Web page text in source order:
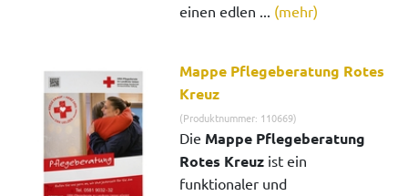
einen edlen ... (mehr)
Mappe Pflegeberatung Rotes
Kreuz
(Produktnummer: 110669)
Die Mappe Pflegeberatung
Rotes Kreuz ist ein
funktionaler und